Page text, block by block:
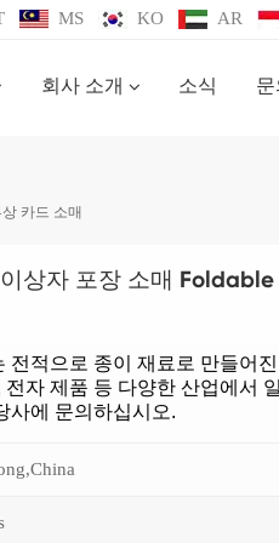
MS KO AR
회사 소개 소식 문
카드 소매
상자 포장 소매
적으로 종이 재료로 만들어진
자 제품 등 다양한 산업에서
사에 문의하십시오.